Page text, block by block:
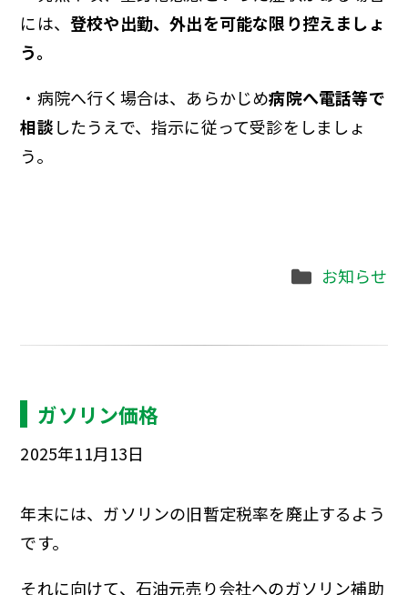
には、登校や出勤、外出を可能な限り控えましょ
う。
・病院へ行く場合は、あらかじめ病院へ電話等で
相談したうえで、指示に従って受診をしましょ
う。
Categories
お知らせ
ガソリン価格
2025年11月13日
年末には、ガソリンの旧暫定税率を廃止するよう
です。
それに向けて、石油元売り会社へのガソリン補助